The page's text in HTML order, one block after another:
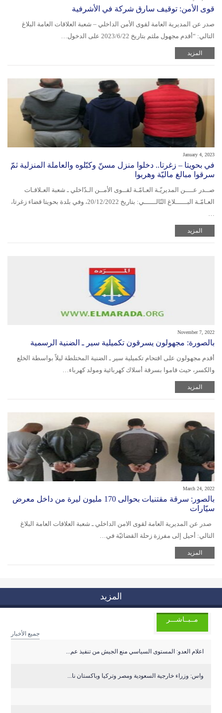
قوى الأمن: توقيف سارق شركة في الأشرفية
صدر عن المديرية العامة لقوى الأمن الداخلي – شعبة العلاقات العامة البلاغ
التالي: “أقدم مجهول ملثم بتاريخ 2023/6/22 على الدخول…
المزيد
January 4, 2023
في بحويتا – زغرتا.. دخلوا منزل مسنّ وكبّلوه والعاملة المنزلية ثمّ
سرقوا مبالغ ماليّة وهربوا
صــدر عــــن المديريّـة العـامّـة لقــوى الأمــن الـدّاخلي ـ شعبة العـلاقـات
العـامّـة البــــــلاغ التّالــــــي: بتاريخ 20/12/2022، وفي بلدة بحويتا قضاء زغرتا،
…
المزيد
November 7, 2022
بالصورة: مجهولون يسرقون تكميلية سير ـ الضنية الرسمية
أقدم مجهولون على اقتحام تكميلية سير ـ الضنية المختلطة ليلاً بواسطة الخلع
والكسر، حيث قاموا بسرقة أسلاك كهربائية ومولد كهرباء…
المزيد
March 24, 2022
بالصور: سرقة مقتنيات بحوالى 170 مليون ليرة من داخل معرض
سيّارات
صدر عن المديرية العامة لقوى الامن الداخلي ـ شعبة العلاقات العامة البلاغ
التالي: أحيل إلى مفرزة زحلة القضائيّة في…
المزيد
المزيد
مــبــاشـــر
جميع الأخبار
اعلام العدو: المستوى السياسي منع الجيش من تنفيذ عم...
واس: وزراء خارجية السعودية ومصر وتركيا وباكستان نا...